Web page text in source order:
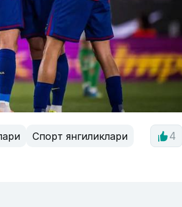
Спорт янгиликлари
4